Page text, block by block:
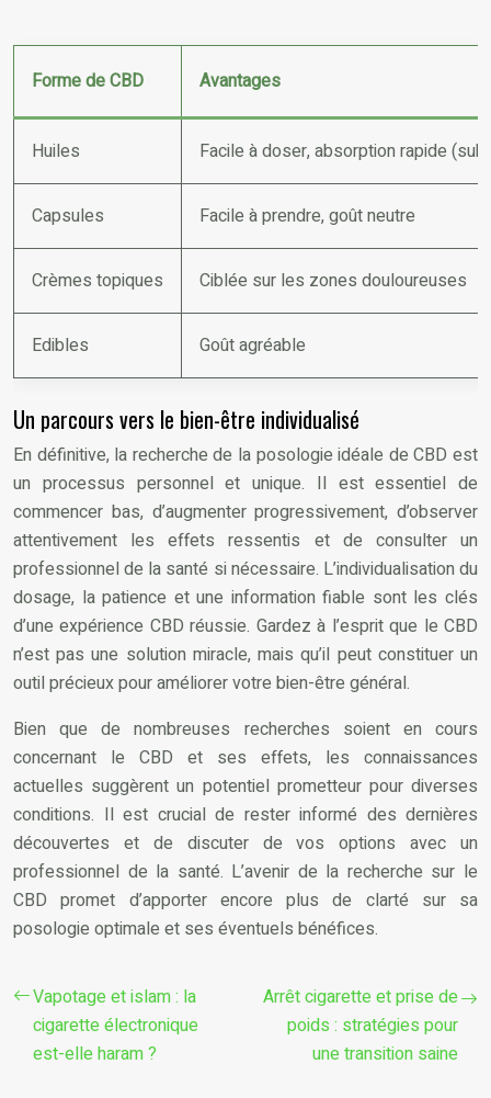
Forme de CBD Avantages
Huiles Facile à doser, absorption rapide
Capsules Facile à prendre, goût neutre
Crèmes topiques Ciblée sur les zones douloureuses
Edibles Goût agréable
Un parcours vers le bien-être individualisé
En définitive, la recherche de la posologie idéale de CBD est
un processus personnel et unique. Il est essentiel de
commencer bas, d’augmenter progressivement, d’observer
attentivement les effets ressentis et de consulter un
professionnel de la santé si nécessaire. L’individualisation du
dosage, la patience et une information fiable sont les clés
d’une expérience CBD réussie. Gardez à l’esprit que le CBD
n’est pas une solution miracle, mais qu’il peut constituer un
outil précieux pour améliorer votre bien-être général.
Bien que de nombreuses recherches soient en cours
concernant le CBD et ses effets, les connaissances
actuelles suggèrent un potentiel prometteur pour diverses
conditions. Il est crucial de rester informé des dernières
découvertes et de discuter de vos options avec un
professionnel de la santé. L’avenir de la recherche sur le
CBD promet d’apporter encore plus de clarté sur sa
posologie optimale et ses éventuels bénéfices.
Vapotage et islam : la
cigarette électronique
est-elle haram ?
Arrêt cigarette et prise de
poids : stratégies pour
une transition saine